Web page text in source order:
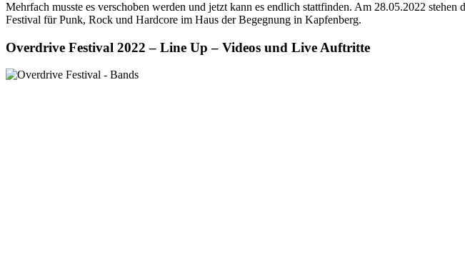
Mehrfach musste es verschoben werden und jetzt kann es endlich stattfinden. Am 28.05.2022
Festival für Punk, Rock und Hardcore im Haus der Begegnung in Kapfenberg.
Overdrive Festival 2022 – Line Up – Videos und Live Auftritte